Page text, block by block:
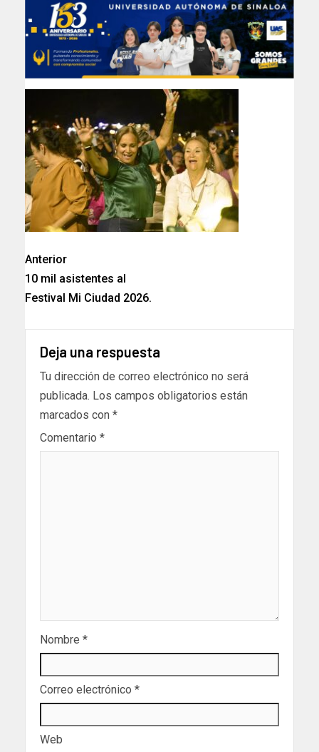
Anterior
10 mil asistentes al
Festival Mi Ciudad 2026.
Deja una respuesta
Tu dirección de correo electrónico no será
publicada. Los campos obligatorios están
marcados con *
Comentario *
Nombre *
Correo electrónico *
Web